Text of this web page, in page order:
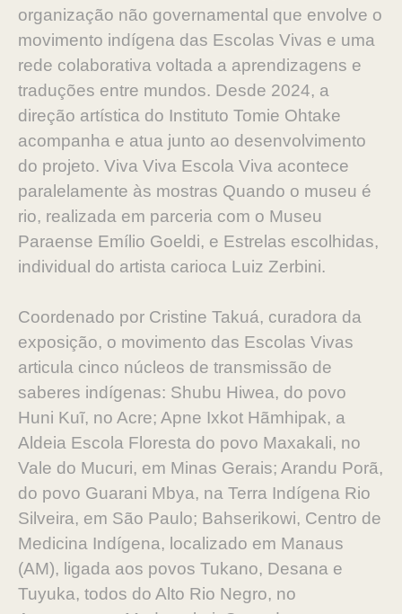
organização não governamental que envolve o
movimento indígena das Escolas Vivas e uma
rede colaborativa voltada a aprendizagens e
traduções entre mundos. Desde 2024, a
direção artística do Instituto Tomie Ohtake
acompanha e atua junto ao desenvolvimento
do projeto. Viva Viva Escola Viva acontece
paralelamente às mostras Quando o museu é
rio, realizada em parceria com o Museu
Paraense Emílio Goeldi, e Estrelas escolhidas,
individual do artista carioca Luiz Zerbini.
Coordenado por Cristine Takuá, curadora da
exposição, o movimento das Escolas Vivas
articula cinco núcleos de transmissão de
saberes indígenas: Shubu Hiwea, do povo
Huni Kuĩ, no Acre; Apne Ixkot Hãmhipak, a
Aldeia Escola Floresta do povo Maxakali, no
Vale do Mucuri, em Minas Gerais; Arandu Porã,
do povo Guarani Mbya, na Terra Indígena Rio
Silveira, em São Paulo; Bahserikowi, Centro de
Medicina Indígena, localizado em Manaus
(AM), ligada aos povos Tukano, Desana e
Tuyuka, todos do Alto Rio Negro, no